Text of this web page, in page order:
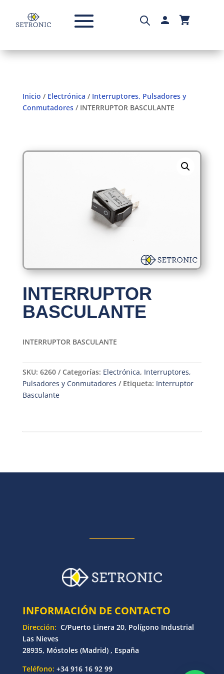
Inicio / Electrónica / Interruptores, Pulsadores y
Conmutadores/ INTERRUPTOR BASCULANTE
INTERRUPTOR
BASCULANTE
INTERRUPTOR BASCULANTE
SKU: 6260 Categorías: Electrónica, Interruptores,
Pulsadores y Conmutadores
Etiqueta: Interruptor
Basculante
INFORMACIÓN DE CONTACTO
Dirección: C/Puerto Linera 20, Polígono Industrial
Las Nieves
28935, Móstoles (Madrid) , España
Teléfono: +34 916 16 92 99